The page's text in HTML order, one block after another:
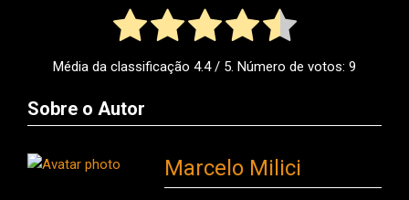
Média da classificação 4.4/ 5. Número de votos: 9
Sobre o Autor
Marcelo Milici